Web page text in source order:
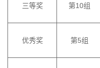
三等奖 第10组
优秀奖 第5组